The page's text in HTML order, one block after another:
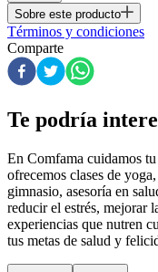
Sobre este producto
Términos y condiciones
Comparte
Te podría
En Comfama cuidamos
ofrecemos clases de
gimnasio, asesoría en
reducir el estrés, mejorar
experiencias que nutren
tus metas de salud y